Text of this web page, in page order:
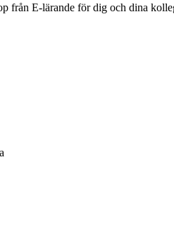
från E-lärande för dig och dina